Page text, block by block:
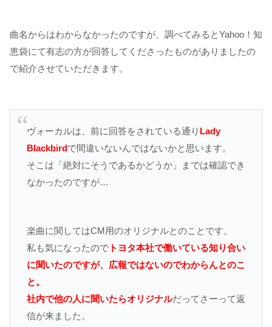
曲名からはわからなかったのですが、調べてみるとYahoo！知
恵袋にて有志の方が回答してくださったものがありましたの
で紹介させていただきます。
ヴォーカルは、前に回答をされている通り Lady
Blackbirdで間違いないんではないかと思います。
そこは「絶対にそうであるかどうか」までは確認でき
なかったのですが…
楽曲に関してはCM用のオリジナルとのことです。
私も気になったので トヨタ本社で働いている知り合い
に聞いたのですが、広報ではないのでわからんとのこ
と。
社内で他の人に聞いたらオリジナルだってさーって返
信が来ました。